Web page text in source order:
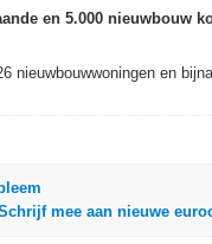
en 5.000 nieuwbouw
nieuwbouwwoningen en
mee aan nieuwe